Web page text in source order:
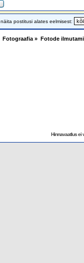
näita postitusi alates eelmisest:
Fotograafia » Fotode
Hinnavaatlus ei